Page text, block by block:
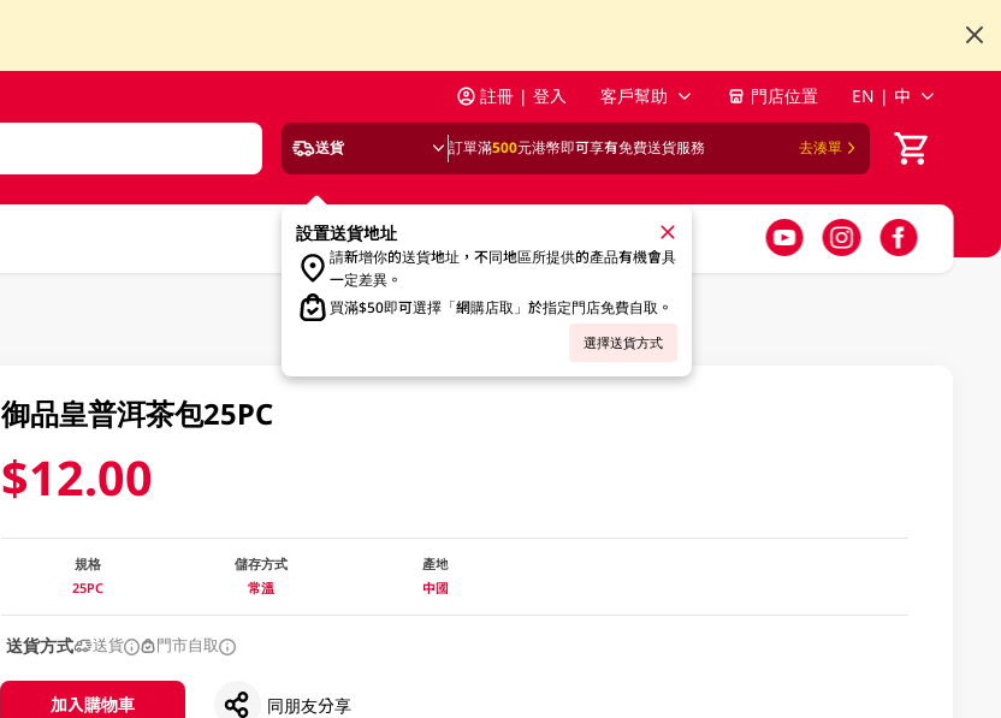
註冊 | 登入 客戶幫助 門店位置 EN | 中
送貨 訂單滿500元港幣即可享有免費送貨服務 去湊單
設置送貨地址
請新增你的送貨地址，不同地區所提供的產品有機會具
一定差異。
買滿$50即可選擇「網購店取」於指定門店免費自取。
選擇送貨方式
御品皇普洱茶包25PC
$12.00
規格
25PC
儲存方式
常溫
產地
中國
送貨方式 送貨 門市自取
加入購物車 同朋友分享